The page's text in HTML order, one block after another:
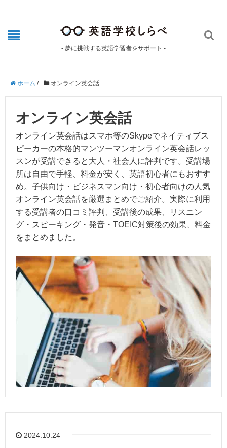
- 夢に挑戦する英語学習者をサポート -

ホーム / オンライン英会話
オンライン英会話
オンライン英会話はスマホ等のSkypeでネイティブス
ピーカーの本格的マンツーマンオンライン英会話レッ
スンが受講できると大人・社会人に評判です。受講場
所は自由で手軽、料金が安く、英語初心者にもおすす
め。子供向け・ビジネスマン向け・初心者向けの人気
オンライン英会話を厳選まとめでご紹介。実際に利用
する受講者の口コミ評判、受講後の成果、リスニン
グ・スピーキング・発音・TOEIC対策後の効果、料金
をまとめました。
2024.10.24